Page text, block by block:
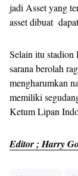
jadi Asset yang
asset dibuat
Selain itu stadion
sarana berolah
mengharumkan
memiliki
Ketum Lipan
Editor ; Harry